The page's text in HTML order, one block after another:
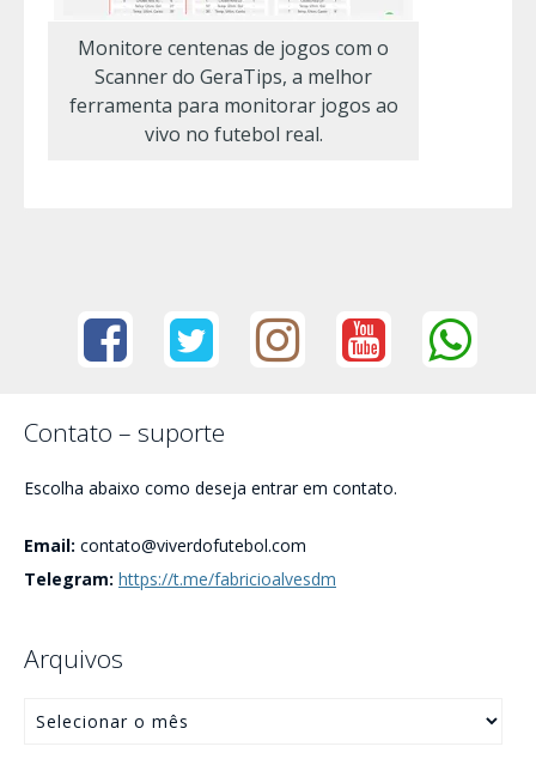
Monitore centenas de jogos com o
Scanner do GeraTips, a melhor
ferramenta para monitorar jogos ao
vivo no futebol real.
Contato – suporte
Escolha abaixo como deseja entrar em contato.
Email: contato@viverdofutebol.com
Telegram: https://t.me/fabricioalvesdm
Arquivos